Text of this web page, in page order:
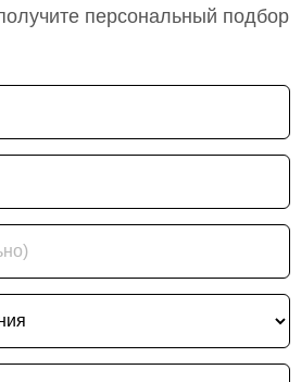
персональный подбор